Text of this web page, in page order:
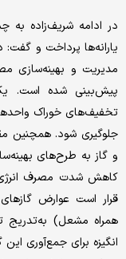
در ادامه شریف‌‌‌زاده به
یارانه‌‌‌ها پرداخت و
مدیریت و بهینه‌‌‌سازی
پیش‌بینی شده است.
تخفیف‌‌‌های خوراک
جلوگیری شود. همچنین
و گاز به طرح‌های
کاهش شدت مصرف
قرار است عوارض
انگیزه برای جمع‌آوری